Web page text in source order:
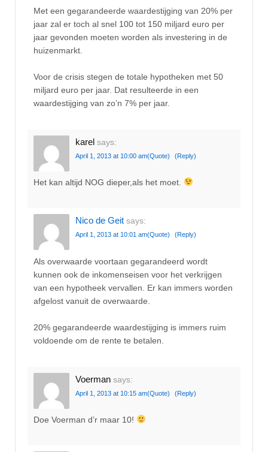
Met een gegarandeerde waardestijging van 20% per
jaar zal er toch al snel 100 tot 150 miljard euro per
jaar gevonden moeten worden als investering in de
huizenmarkt.
Voor de crisis stegen de totale hypotheken met 50
miljard euro per jaar. Dat resulteerde in een
waardestijging van zo’n 7% per jaar.
karel says:
April 1, 2013 at 10:00 am(Quote) (Reply)
Het kan altijd NOG dieper,als het moet.
Nico de Geit says:
April 1, 2013 at 10:01 am(Quote) (Reply)
Als overwaarde voortaan gegarandeerd wordt
kunnen ook de inkomenseisen voor het verkrijgen
van een hypotheek vervallen. Er kan immers worden
afgelost vanuit de overwaarde.
20% gegarandeerde waardestijging is immers ruim
voldoende om de rente te betalen.
Voerman says:
April 1, 2013 at 10:15 am(Quote) (Reply)
Doe Voerman d’r maar 10!